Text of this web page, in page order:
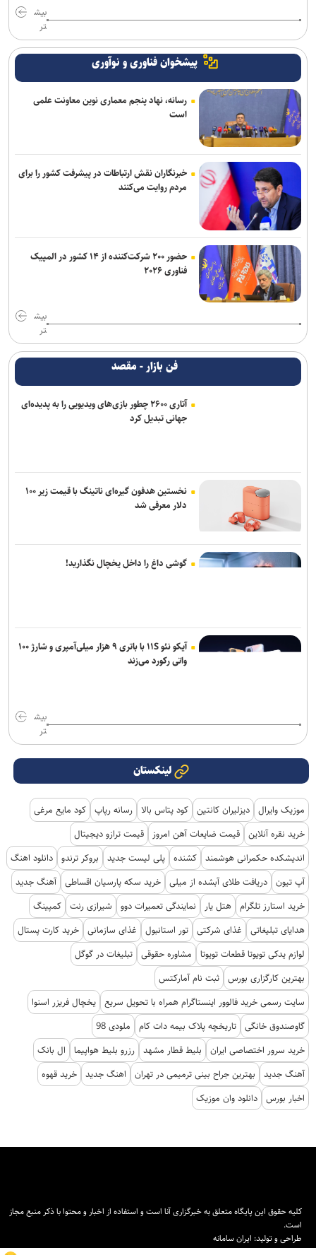
بیش
تر
پیشخوان فناوری و نوآوری
رسانه، نهاد پنجم معماری نوین معاونت علمی
است
خبرنگاران نقش ارتباطات در پیشرفت کشور را برای
مردم روایت می‌کنند
حضور ۲۰۰ شرکت‌کننده از ۱۴ کشور در المپیک
فناوری ۲۰۲۶
بیش
تر
فن بازار - مقصد
آتاری ۲۶۰۰ چطور بازی‌های ویدیویی را به پدیده‌ای
جهانی تبدیل کرد
نخستین هدفون گیره‌ای ناتینگ با قیمت زیر ۱۰۰
دلار معرفی شد
گوشی داغ را داخل یخچال نگذارید!
آیکو نئو ۱۱S با باتری ۹ هزار میلی‌آمپری و شارژ ۱۰۰
واتی رکورد می‌زند
بیش
تر
لینکستان
موزیک وایرال دیزلیران کانتین کود پتاس بالا رسانه رپاپ کود مایع مرغی
خرید نقره آنلاین قیمت ضایعات آهن امروز
قیمت ترازو دیجیتال
اندیشکده حکمرانی هوشمند کشنده پلی لیست جدید بروکر ترندو دانلود اهنگ
آپ تیون دریافت طلای آبشده از میلی خرید سکه پارسیان اقساطی آهنگ جدید
خرید استارز تلگرام هتل یار نمایندگی تعمیرات دوو شیرازی رنت کمپینگ
هدایای تبلیغاتی
غذای شرکتی تور استانبول غذای سازمانی خرید کارت پستال
لوازم یدکی تویوتا قطعات تویوتا
مشاوره حقوقی تبلیغات در گوگل
بهترین کارگزاری بورس ثبت نام آمارکتس
سایت رسمی خرید فالوور اینستاگرام همراه با تحویل سریع یخچال فریزر اسنوا
گاوصندوق خانگی تاریخچه پلاک بیمه دات کام
ملودی 98
خرید سرور اختصاصی ایران
بلیط قطار مشهد رزرو بلیط هواپیما
ال بانک
آهنگ جدید
بهترین جراح بینی ترمیمی در تهران اهنگ جدید خرید قهوه
اخبار بورس دانلود وان موزیک
کلیه حقوق این پایگاه متعلق به خبرگزاری آنا است و استفاده از اخبار و محتوا با ذکر منبع مجاز
است.
طراحی و تولید: ایران سامانه